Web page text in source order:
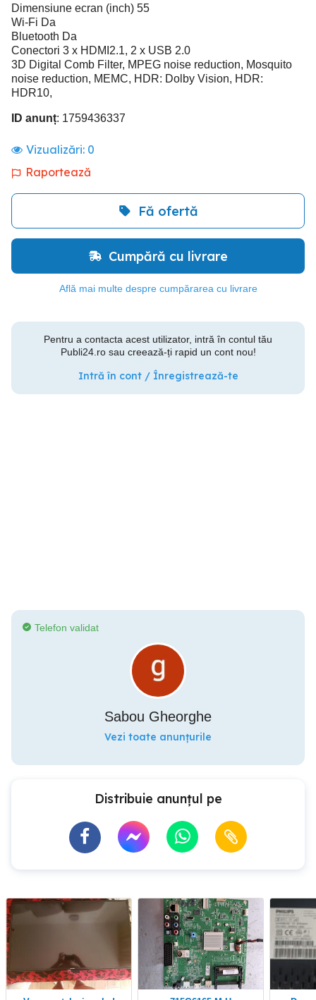
Dimensiune ecran (inch) 55
Wi-Fi Da
Bluetooth Da
Conectori 3 x HDMI2.1, 2 x USB 2.0
3D Digital Comb Filter, MPEG noise reduction, Mosquito
noise reduction, MEMC, HDR: Dolby Vision, HDR:
HDR10,
ID anunț: 1759436337
Vizualizări: 0
Raportează
Fă ofertă
Cumpără cu livrare
Află mai multe despre cumpărarea cu livrare
Pentru a contacta acest utilizator, intră în contul tău
Publi24.ro sau creează-ți rapid un cont nou!
Intră în cont / Înregistrează-te
Telefon validat
Sabou Gheorghe
Vezi toate anunțurile
Distribuie anunțul pe